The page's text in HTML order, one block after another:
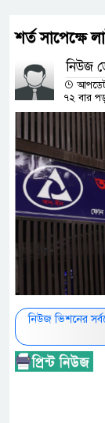
শর্ত সাপেক্ষে
নিউজ
৭২ বার
নিউজ ভিশনের